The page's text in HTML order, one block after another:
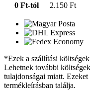
0 Ft-tól
2.150 Ft
*Ezek a szállítási
Lehetnek további
tulajdonságai miatt.
termékleírásban találja.